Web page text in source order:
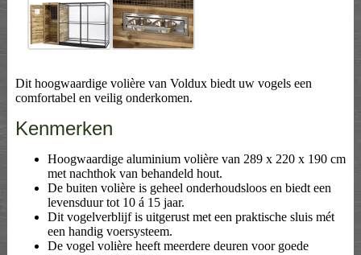
Dit hoogwaardige volière van Voldux biedt uw vogels een
comfortabel en veilig onderkomen.
Kenmerken
Hoogwaardige aluminium volière van 289 x 220 x 190 cm
met nachthok van behandeld hout.
De buiten volière is geheel onderhoudsloos en biedt een
levensduur tot 10 á 15 jaar.
Dit vogelverblijf is uitgerust met een praktische sluis mét
een handig voersysteem.
De vogel volière heeft meerdere deuren voor goede